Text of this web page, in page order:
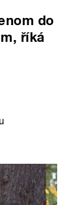
do
říká